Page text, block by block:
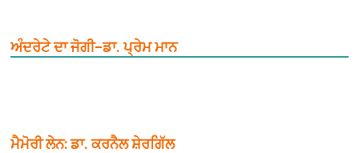
ਅੰਦਰੇਟੇ ਦਾ ਜੋਗੀ–ਡਾ. ਪ੍ਰੇਮ ਮਾਨ
ਮੈਮੋਰੀ ਲੇਨ: ਡਾ. ਕਰਨੈਲ ਸ਼ੇਰਗਿੱਲ